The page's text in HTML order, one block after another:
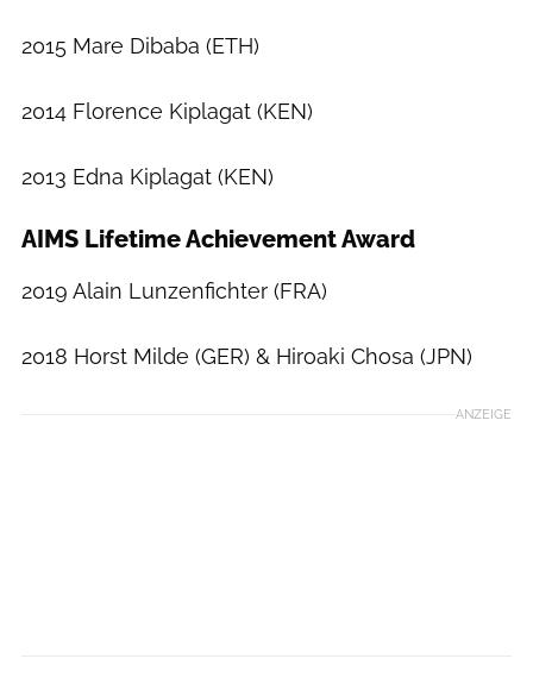
2015 Mare Dibaba (ETH)
2014 Florence Kiplagat (KEN)
2013 Edna Kiplagat (KEN)
AIMS Lifetime Achievement Award
2019 Alain Lunzenfichter (FRA)
2018 Horst Milde (GER) & Hiroaki Chosa (JPN)
ANZEIGE